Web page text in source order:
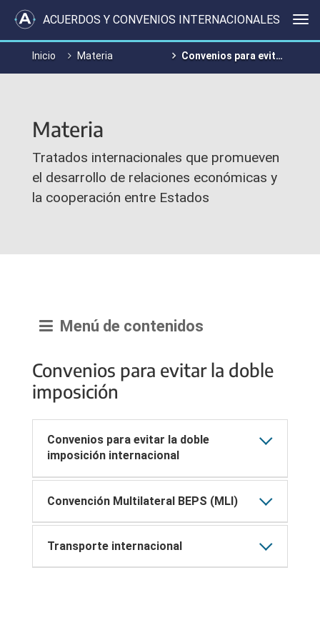
ACUERDOS Y CONVENIOS INTERNACIONALES
Inicio Materia Convenios para evitar la doble imposición
Materia
Tratados internacionales que promueven
el desarrollo de relaciones económicas y
la cooperación entre Estados
Menú de contenidos
Convenios para evitar la doble
imposición
Convenios para evitar la doble
imposición internacional
Convención Multilateral BEPS (MLI)
Transporte internacional